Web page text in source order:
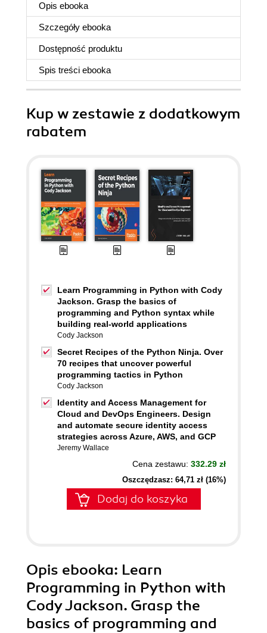
Opis ebooka
Szczegóły ebooka
Dostępność produktu
Spis treści ebooka
Kup w zestawie z dodatkowym
rabatem
Learn Programming in Python with Cody
Jackson. Grasp the basics of
programming and Python syntax while
building real-world applications
Cody Jackson
Secret Recipes of the Python Ninja. Over
70 recipes that uncover powerful
programming tactics in Python
Cody Jackson
Identity and Access Management for
Cloud and DevOps Engineers. Design
and automate secure identity access
strategies across Azure, AWS, and GCP
Jeremy Wallace
Cena zestawu: 332.29 zł
Oszczędzasz: 64,71 zł (16%)
Dodaj do koszyka
Opis ebooka: Learn
Programming in Python with
Cody Jackson. Grasp the
basics of programming and